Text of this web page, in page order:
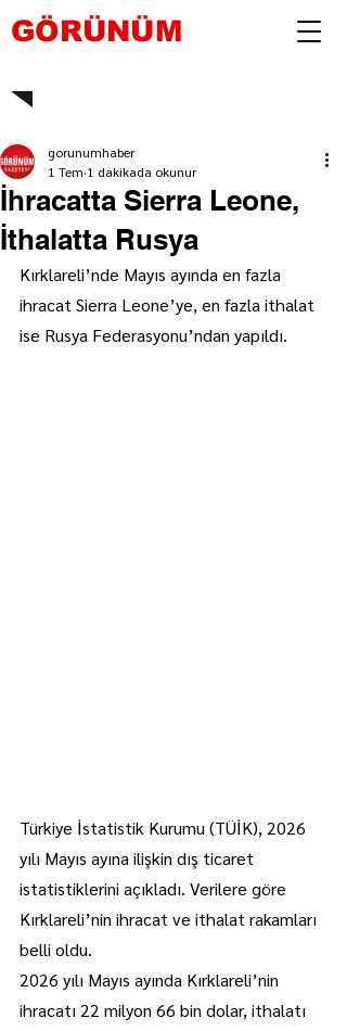
GÖRÜNÜM
İhracatta Sierra Leone,
İthalatta Rusya
gorunumhaber
1 Tem 1 dakikada okunur
Kırklareli’nde Mayıs ayında en fazla
ihracat Sierra Leone’ye, en fazla ithalat
ise Rusya Federasyonu’ndan yapıldı.
Türkiye İstatistik Kurumu (TÜİK), 2026
yılı Mayıs ayına ilişkin dış ticaret
istatistiklerini açıkladı. Verilere göre
Kırklareli’nin ihracat ve ithalat rakamları
belli oldu.
2026 yılı Mayıs ayında Kırklareli’nin
ihracatı 22 milyon 66 bin dolar, ithalatı